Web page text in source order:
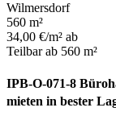
Wilmersdorf
560 m²
34,00 €/m² ab
Teilbar ab 560 m²
IPB-O-071-8
mieten in bester